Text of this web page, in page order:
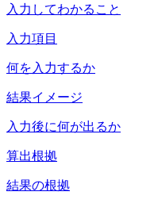
入力してわかること
入力項目
何を入力するか
結果イメージ
入力後に何が出るか
算出根拠
結果の根拠